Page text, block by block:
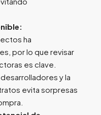
ha
por lo que revisar
es clave.
y la
evita sorpresas